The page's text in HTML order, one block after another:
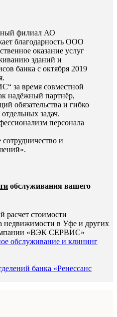
филиал АО
благодарность ООО
оказание услуг
зданий и
банка с октября 2019
за время совместной
надёжный партнёр,
обязательства и гибко
задач.
персонала
и
обслуживания вашего
расчет стоимости
недвижимости в Уфе и других
«ВЭК СЕРВИС»
обслуживание и клининг
банка «Ренессанс